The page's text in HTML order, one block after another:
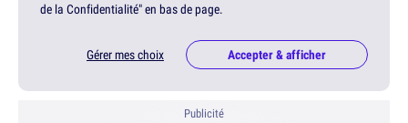
de la Confidentialité" en bas de page.
Gérer mes choix Accepter & afficher
Publicité